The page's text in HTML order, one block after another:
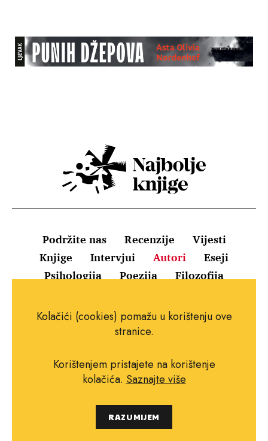
Podržite nas Recenzije
Vijesti
Knjige
Intervjui Autori
Eseji
Psihologija
Poezija Filozofija
Uvjeti korištenja
Pravila o kolačićima
Impressum
Copyright © 2010.-2021. najboljeknjige.com.
Kolačići (cookies) pomažu u korištenju ove
stranice.
Korištenjem pristajete na korištenje
kolačića. Saznajte više
RAZUMIJEM